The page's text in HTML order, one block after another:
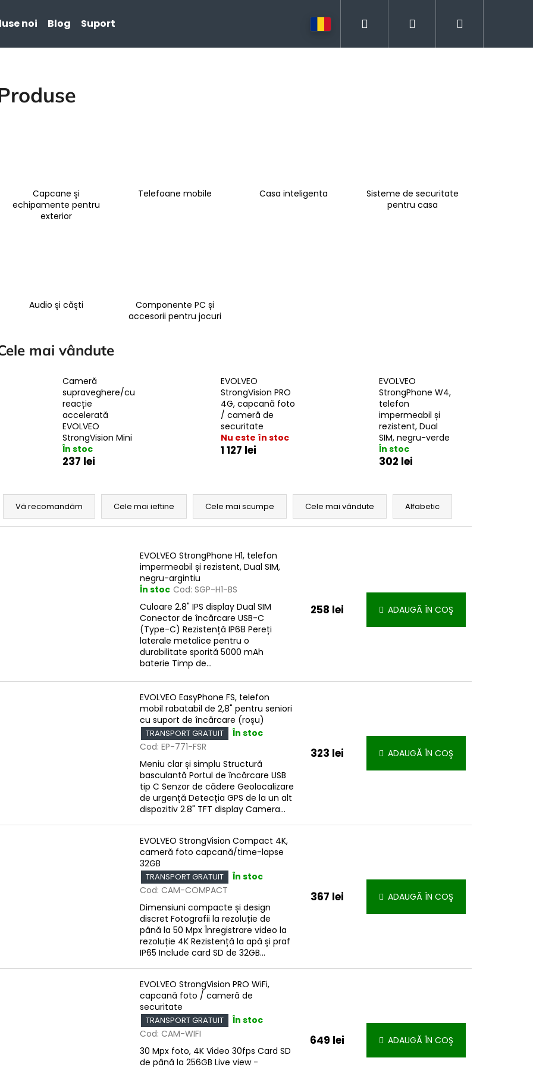
noi Blog Suport Căutare Autentificare
Capcane și
echipamente pentru
exterior
Telefoane mobile Casa inteligenta
Sisteme de securitate
pentru casa
Audio și căști
Componente PC și
accesorii pentru jocuri
mai vândute
Cameră
supraveghere/cu
reacție
accelerată
EVOLVEO
StrongVision Mini
În stoc
237 lei
EVOLVEO
StrongVision PRO
4G, capcană foto
/ cameră de
securitate
Nu este în stoc
1 127 lei
EVOLVEO
StrongPhone W4,
telefon
impermeabil și
rezistent, Dual
SIM, negru-verde
În stoc
302 lei
Vă recomandăm Cele mai ieftine Cele mai scumpe Cele mai vândute Alfabetic
EVOLVEO StrongPhone H1, telefon
impermeabil și rezistent, Dual SIM,
negru-argintiu
În stoc Cod: SGP-H1-BS
Culoare 2.8" IPS display Dual SIM
Conector de încărcare USB-C
(Type-C) Rezistență IP68 Pereți
laterale metalice pentru o
durabilitate sporită 5000 mAh
baterie Timp de...
258 lei ADAUGĂ ÎN COŞ
EVOLVEO EasyPhone FS, telefon
mobil rabatabil de 2,8" pentru seniori
cu suport de încărcare (roșu)
TRANSPORT GRATUIT
În stoc
Cod: EP-771-FSR
Meniu clar și simplu Structură
basculantă Portul de încărcare USB
tip C Senzor de cădere Geolocalizare
de urgență Detecția GPS de la un alt
dispozitiv 2.8" TFT display Camera...
323 lei ADAUGĂ ÎN COŞ
EVOLVEO StrongVision Compact 4K,
cameră foto capcană/time-lapse
32GB
TRANSPORT GRATUIT
În stoc
Cod: CAM-COMPACT
Dimensiuni compacte și design
discret Fotografii la rezoluție de
până la 50 Mpx Înregistrare video la
rezoluție 4K Rezistență la apă și praf
IP65 Include card SD de 32GB...
367 lei ADAUGĂ ÎN COŞ
EVOLVEO StrongVision PRO WiFi,
capcană foto / cameră de
securitate
TRANSPORT GRATUIT
În stoc
Cod: CAM-WIFI
30 Mpx foto, 4K Video 30fps Card SD
de până la 256GB Live view -
649 lei ADAUGĂ ÎN COŞ